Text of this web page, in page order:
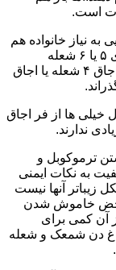
است.
به نیاز خانواده هم
توجه کرد.برای خانواده های پرجمعیت اجاق های ۵ یا ۶ شعله
مناسب است اما یک خانواده کم جمعیت با یک اجاق ۴ شعله یا اجاق
خیلی ها از فر اجاق
ندارند.
ترموکوبل و
به نکات ایمنی
زیباتر آنها نیست
محض خاموش شدن
آن کمی برای
دن شمعک و شعله